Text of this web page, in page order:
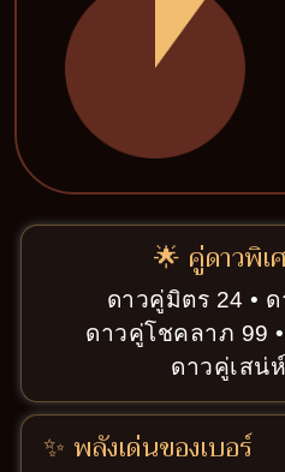
🌟 คู่ดาวพิเ
ดาวคู่มิตร 24 •
ดาวคู่โชคลาภ 99
ดาวคู่เสน่
✨ พลังเด่นของเบอร์